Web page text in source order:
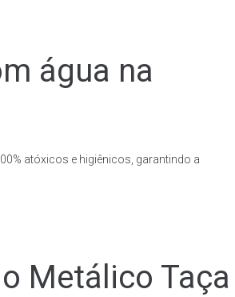
água na
atóxicos e higiênicos, garantindo a
Metálico Taça